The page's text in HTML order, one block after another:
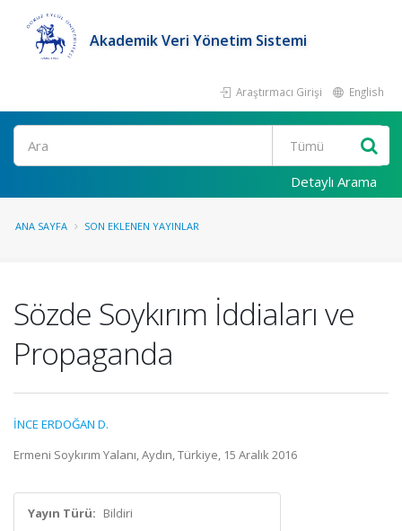
Akademik Veri Yönetim Sistemi
Araştırmacı Girişi English
Ara
Detaylı Arama
ANA SAYFA SON EKLENEN YAYINLAR
Sözde Soykırım İddiaları ve
Propaganda
İNCE ERDOĞAN D.
Ermeni Soykırım Yalanı, Aydın, Türkiye, 15 Aralık 2016
Yayın Türü: Bildiri